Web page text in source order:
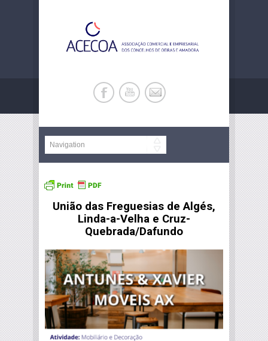
União das Freguesias de Algés,
Linda-a-Velha e Cruz-
Quebrada/Dafundo